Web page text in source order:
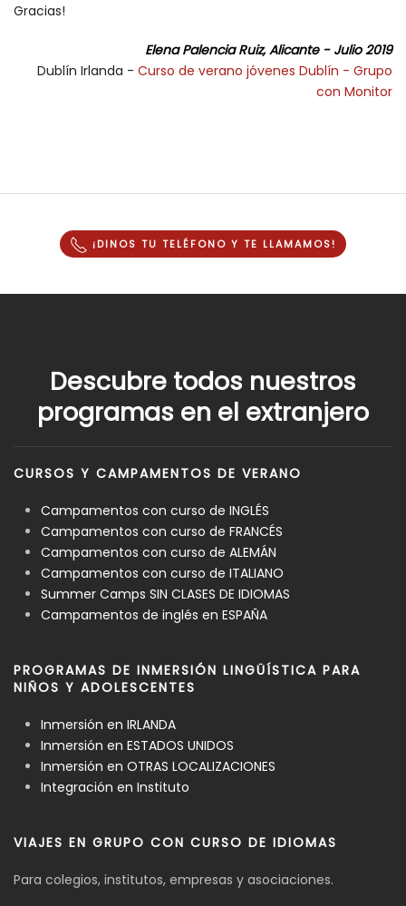
Gracias!
Elena Palencia Ruiz, Alicante - Julio 2019
Dublín Irlanda - Curso de verano jóvenes Dublín - Grupo
con Monitor
¡DINOS TU TELÉFONO Y TE LLAMAMOS!
Descubre todos nuestros
programas en el extranjero
CURSOS Y CAMPAMENTOS DE VERANO
Campamentos con curso de INGLÉS
Campamentos con curso de FRANCÉS
Campamentos con curso de ALEMÁN
Campamentos con curso de ITALIANO
Summer Camps SIN CLASES DE IDIOMAS
Campamentos de inglés en ESPAÑA
PROGRAMAS DE INMERSIÓN LINGÜÍSTICA PARA
NIÑOS Y ADOLESCENTES
Inmersión en IRLANDA
Inmersión en ESTADOS UNIDOS
Inmersión en OTRAS LOCALIZACIONES
Integración en Instituto
VIAJES EN GRUPO CON CURSO DE IDIOMAS
Para colegios, institutos, empresas y asociaciones.